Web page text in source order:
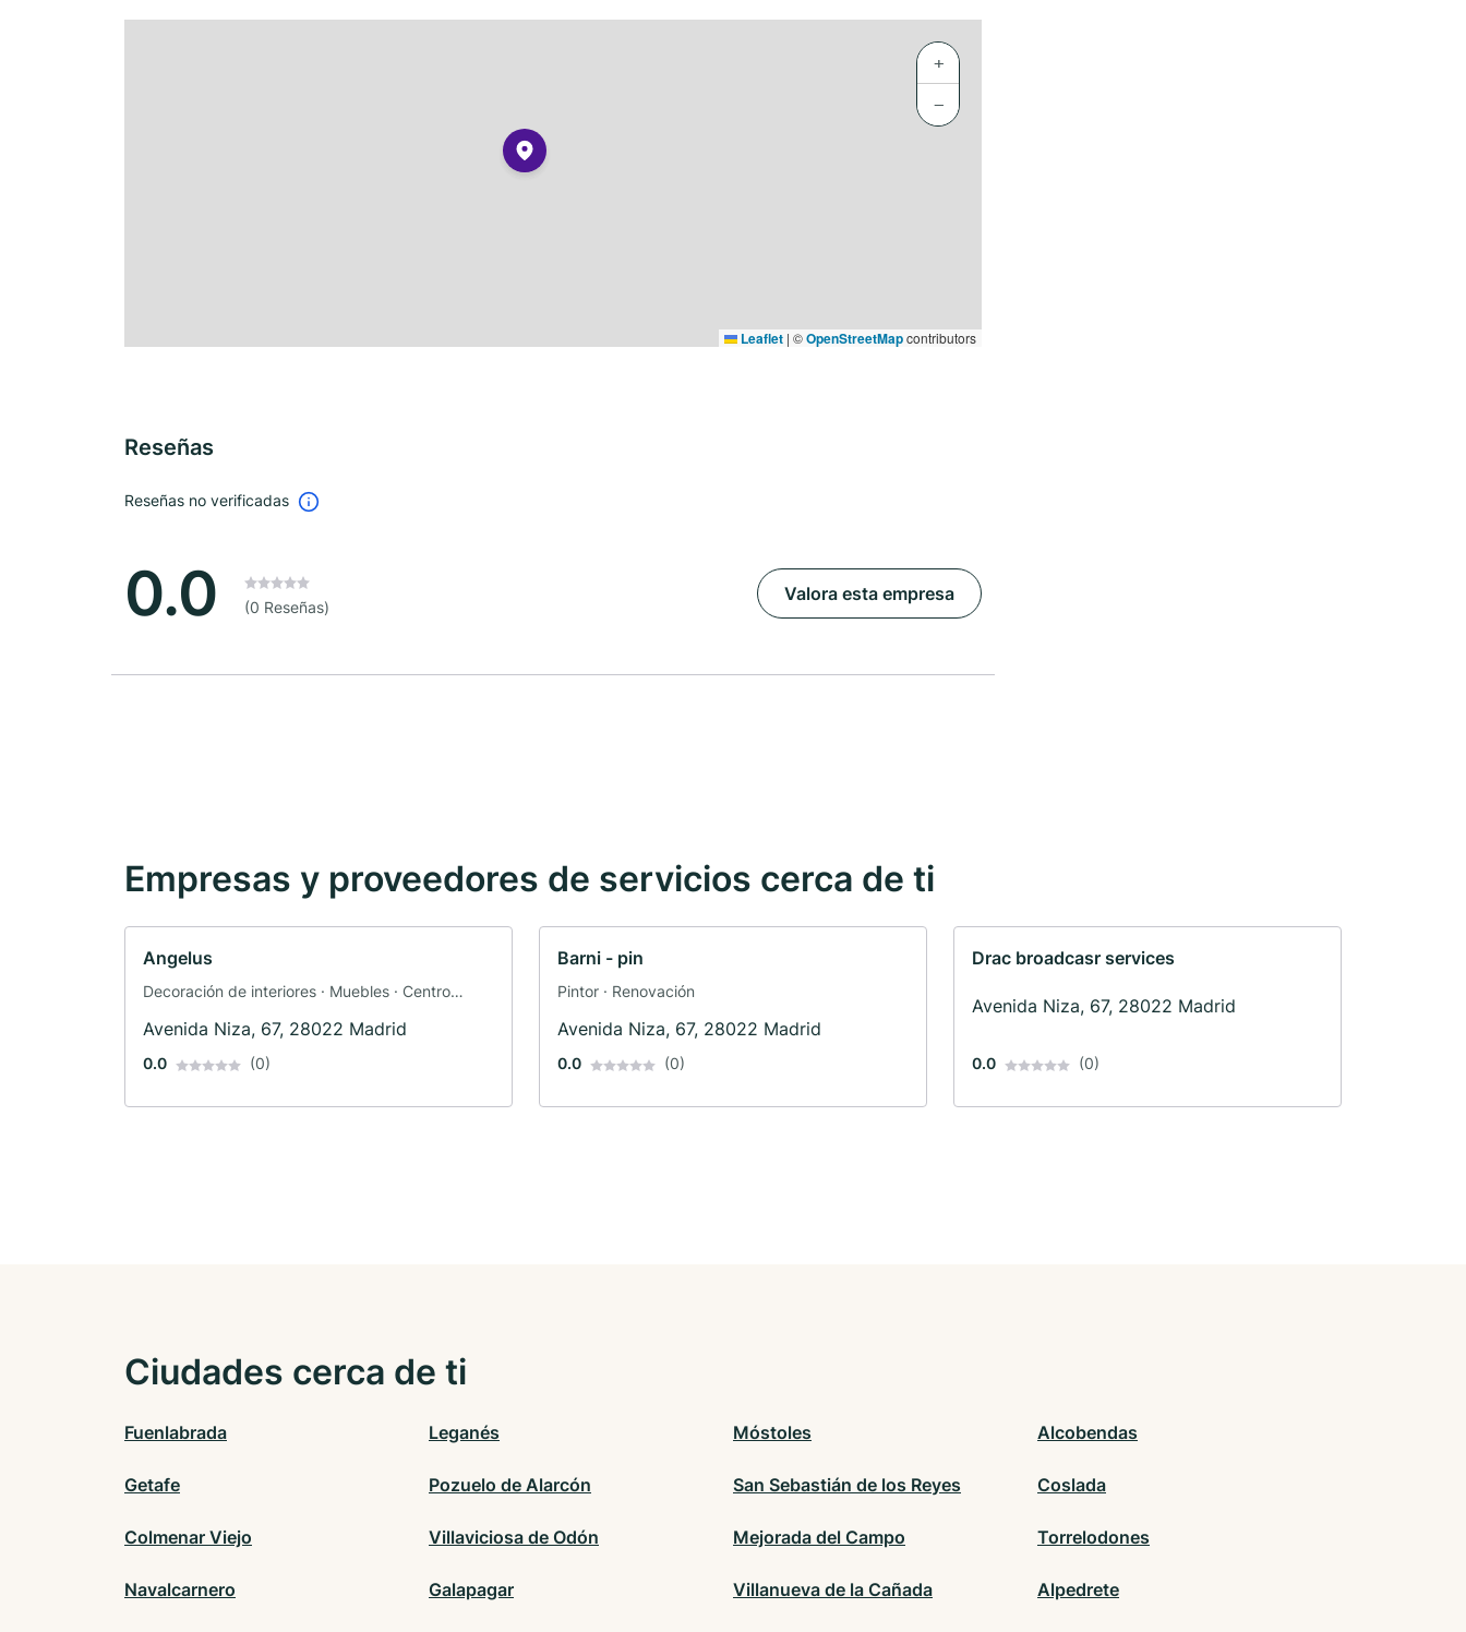
+
−
Leaflet | ©OpenStreetMapcontributors
Reseñas
Reseñas no verificadas
0.0 (0 Reseñas)
Valora esta empresa
Empresas y proveedores de servicios cerca de ti
Angelus
Decoración de interiores · Muebles · Centro
Avenida Niza, 67, 28022 Madrid
0.0 (0)
Barni - pin
Pintor · Renovación
Avenida Niza, 67, 28022 Madrid
0.0 (0)
Drac broadcasr services
Avenida Niza, 67, 28022 Madrid
0.0 (0)
Ciudades cerca de ti
Fuenlabrada Leganés Móstoles Alcobendas
Getafe Pozuelo de Alarcón San Sebastián de los Reyes Coslada
Colmenar Viejo Villaviciosa de Odón Mejorada del Campo Torrelodones
Navalcarnero Galapagar Villanueva de la Cañada Alpedrete